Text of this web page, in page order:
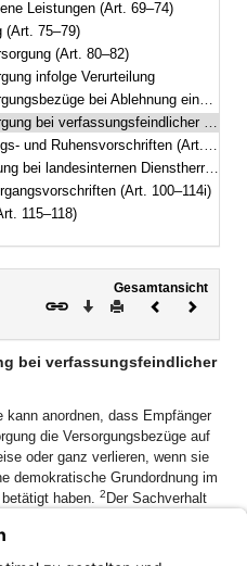
Leistungen (Art. 69–74)
(Art. 75–79)
(Art. 80–82)
infolge Verurteilung
bei Ablehnung einer erneuten Berufung
verfassungsfeindlicher Betätigung
Ruhensvorschriften (Art. 83–93)
Dienstherrenwechseln (Art. 94–99a)
(Art. 100–114i)
115–118)
Gesamtansicht
Download
DruckenVorheriges
bei verfassungsfeindlicher
kann anordnen, dass Empfänger
die Versorgungsbezüge auf
oder ganz verlieren, wenn sie
demokratische Grundordnung im
haben. 2 Der Sachverhalt
über die Durchführung des
zu ermitteln.